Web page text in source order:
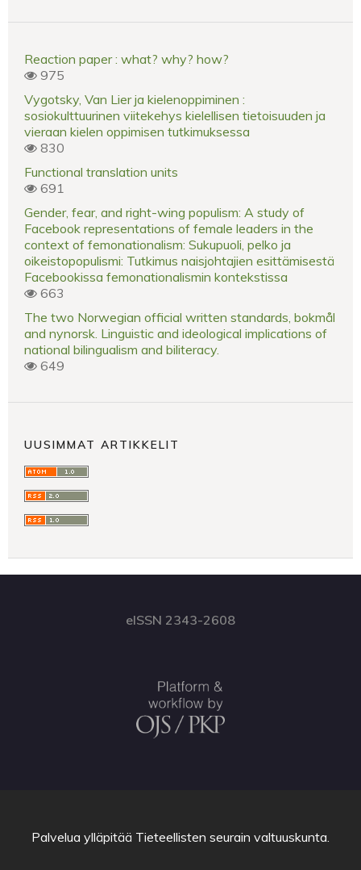
Reaction paper : what? why? how?
975
Vygotsky, Van Lier ja kielenoppiminen :
sosiokulttuurinen viitekehys kielellisen tietoisuuden ja
vieraan kielen oppimisen tutkimuksessa
830
Functional translation units
691
Gender, fear, and right-wing populism: A study of
Facebook representations of female leaders in the
context of femonationalism: Sukupuoli, pelko ja
oikeistopopulismi: Tutkimus naisjohtajien esittämisestä
Facebookissa femonationalismin kontekstissa
663
The two Norwegian official written standards, bokmål
and nynorsk. Linguistic and ideological implications of
national bilingualism and biliteracy.
649
UUSIMMAT ARTIKKELIT
eISSN 2343-2608
Palvelua ylläpitää Tieteellisten seurain valtuuskunta.